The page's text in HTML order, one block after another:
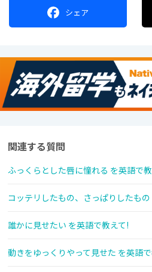
シェア
関連する質問
ふっくらとした唇に憧れる を英語で
コッテリしたもの、さっぱりしたも
誰かに見せたい を英語で教えて!
動きをゆっくりやって見せた を英語